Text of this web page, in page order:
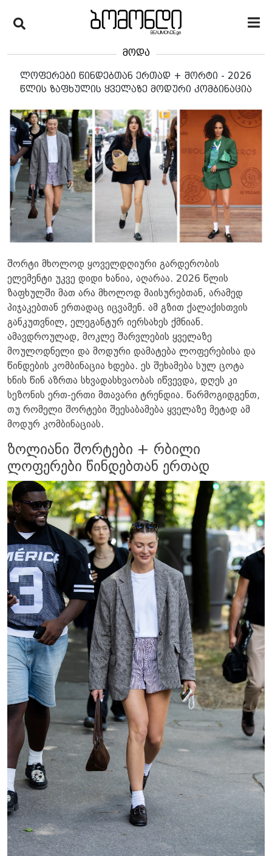
მოდა
ლოფერები წინდებთან ერთად + შორტი - 2026
წლის ზაფხულის ყველაზე მოდური კომბინაცია
შორტი მხოლოდ ყოველდღიური გარდერობის
ელემენტი უკვე დიდი ხანია, აღარაა. 2026 წლის
ზაფხულში მათ არა მხოლოდ მაისურებთან, არამედ
პიჯაკებთან ერთადაც იცვამენ. ამ გზით ქალაქისთვის
განკუთვნილ, ელეგანტურ იერსახეს ქმნიან.
ამავდროულად, მოკლე შარვლების ყველაზე
მოულოდნელი და მოდური დამატება ლოფერებისა და
წინდების კომბინაცია ხდება. ეს შეხამება სულ ცოტა
ხნის წინ აზრთა სხვადასხვაობას იწვევდა, დღეს კი
სეზონის ერთ-ერთი მთავარი ტრენდია. წარმოგიდგენთ,
თუ რომელი შორტები შეესაბამება ყველაზე მეტად ამ
მოდურ კომბინაციას.
ზოლიანი შორტები + რბილი
ლოფერები წინდებთან ერთად